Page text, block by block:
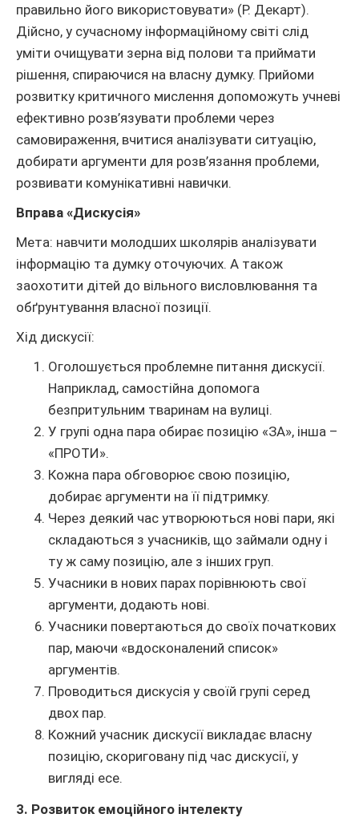
правильно його використовувати» (Р. Декарт).
Дійсно, у сучасному інформаційному світі слід
уміти очищувати зерна від полови та приймати
рішення, спираючися на власну думку. Прийоми
розвитку критичного мислення допоможуть учневі
ефективно розв’язувати проблеми через
самовираження, вчитися аналізувати ситуацію,
добирати аргументи для розв’язання проблеми,
розвивати комунікативні навички.
Вправа «Дискусія»
Мета: навчити молодших школярів аналізувати
інформацію та думку оточуючих. А також
заохотити дітей до вільного висловлювання та
обґрунтування власної позиції.
Хід дискусії:
Оголошується проблемне питання дискусії.
Наприклад, самостійна допомога
безпритульним тваринам на вулиці.
У групі одна пара обирає позицію «ЗА», інша –
«ПРОТИ».
Кожна пара обговорює свою позицію,
добирає аргументи на її підтримку.
Через деякий час утворюються нові пари, які
складаються з учасників, що займали одну і
ту ж саму позицію, але з інших груп.
Учасники в нових парах порівнюють свої
аргументи, додають нові.
Учасники повертаються до своїх початкових
пар, маючи «вдосконалений список»
аргументів.
Проводиться дискусія у своїй групі серед
двох пар.
Кожний учасник дискусії викладає власну
позицію, скориговану під час дискусії, у
вигляді есе.
3. Розвиток емоційного інтелекту